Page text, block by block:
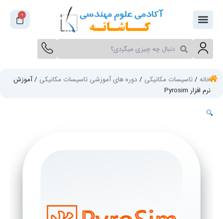
محتوا
0
سبد
خرید
جستجو
کنید
جستجو
کنید
خانه /تاسیسات مکانیکی / دوره های آموزشی تاسیسات مکانیکی / آموزش
نرم افزار Pyrosim
🔍